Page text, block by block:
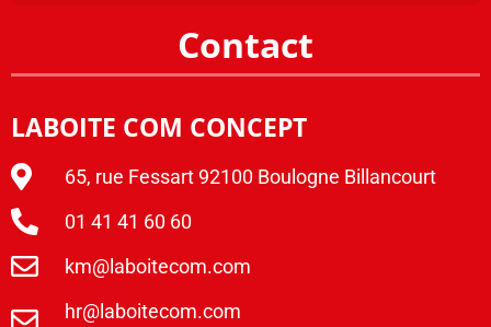
Contact
LABOITE COM CONCEPT
65, rue Fessart 92100 Boulogne Billancourt
01 41 41 60 60
km@laboitecom.com
hr@laboitecom.com